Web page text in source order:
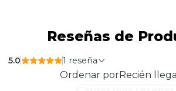
Reseñas de
5.0 1 reseña
Ordenar porRecién